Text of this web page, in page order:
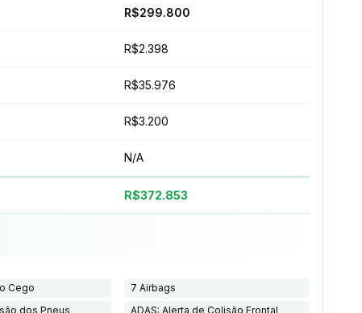
R$299.800
R$2.398
R$35.976
R$3.200
N/A
R$372.853
Cego
dos Pneus
7 Airbags
ADAS: Alerta de Colisão Frontal